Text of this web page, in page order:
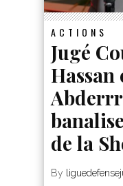
ACTIONS
Jugé
de la
By